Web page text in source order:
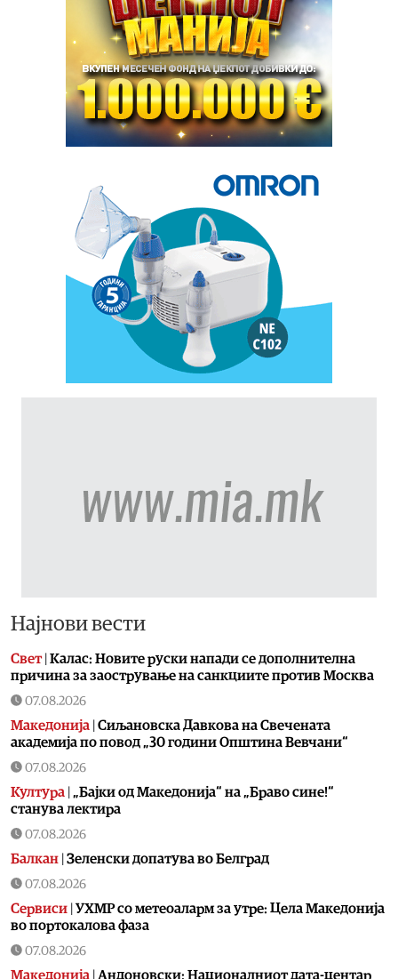
Најнови вести
Свет| Калас: Новите руски напади се дополнителна
причина за заострување на санкциите против Москва
07.08.2026
Македонија Сиљановска Давкова на Свечената
академија по повод „30 години Општина Вевчани“
07.08.2026
Култура „Бајки од Македонија“ на „Браво сине!“
станува лектира
07.08.2026
Балкан Зеленски допатува во Белград
07.08.2026
Сервиси УХМР со метеоаларм за утре: Цела Македонија
во портокалова фаза
07.08.2026
Македонија Андоновски: Националниот дата-центар